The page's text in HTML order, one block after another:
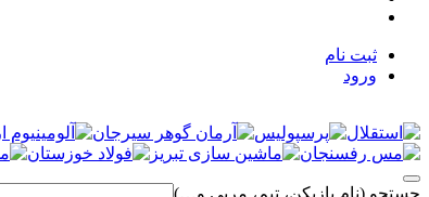
ثبت نام
ورود
جستجو (نام بازیکن، تیم، مربی و…)